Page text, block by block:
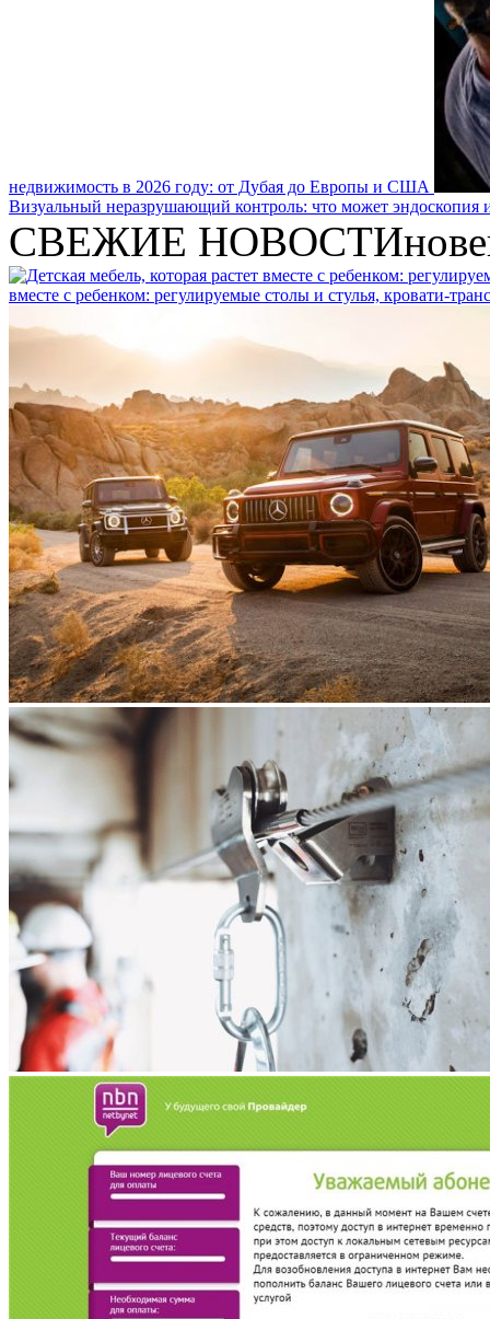
недвижимость в 2026 году: от Дубая до Европы и США
Визуальный неразрушающий контроль: что может эндоскопия
СВЕЖИЕ НОВОСТИ
вместе с ребенком: регулируемые столы и стулья, кровати-